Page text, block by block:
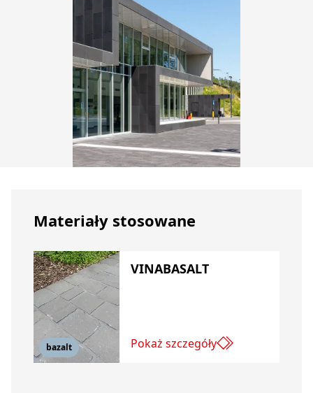
Materiały stosowane
bazalt
VINABASALT
Pokaż szczegóły